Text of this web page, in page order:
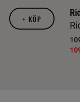
+ KÖP